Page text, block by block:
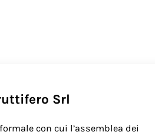
Srl​
con cui l’assemblea dei